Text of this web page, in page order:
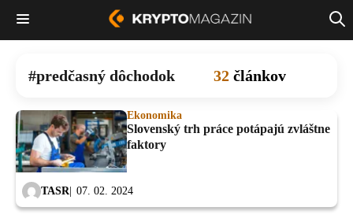
predčasný dôchodok 32 článkov
Ekonomika
Slovenský trh práce potápajú zvláštne
faktory
TASR 07. 02. 2024